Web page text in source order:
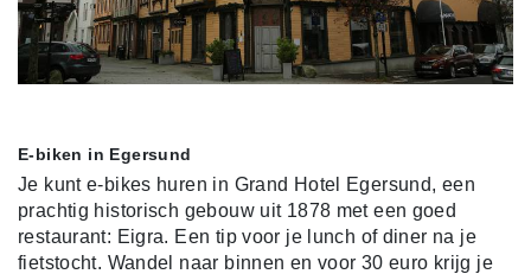
E-biken in Egersund
Je kunt e-bikes huren in Grand Hotel Egersund, een
prachtig historisch gebouw uit 1878 met een goed
restaurant: Eigra. Een tip voor je lunch of diner na je
fietstocht. Wandel naar binnen en voor 30 euro krijg je